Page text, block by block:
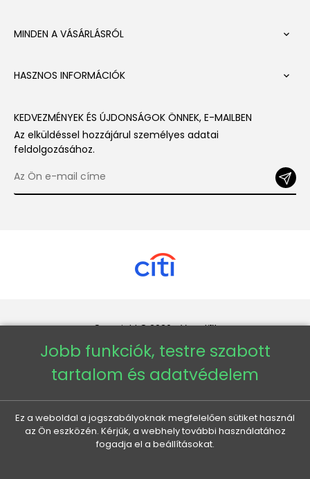
MINDEN A VÁSÁRLÁSRÓL 
HASZNOS INFORMÁCIÓK 
KEDVEZMÉNYEK ÉS ÚJDONSÁGOK ÖNNEK, E-MAILBEN
Az elküldéssel hozzájárul személyes adatai
feldolgozásához.
Copyright © 2026 - Veneti™
Veneti HU
Veneti CZ
Veneti DE
Jobb funkciók, testre szabott
tartalom és adatvédelem
Ez a weboldal a jogszabályoknak megfelelően sütiket használ
az Ön eszközén. Kérjük, a webhely további használatához
fogadja el a beállításokat.